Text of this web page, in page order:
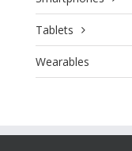
Tablets
Wearables